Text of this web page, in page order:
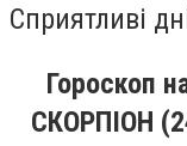
Сприятливi
Гороскоп
СКОРПІОН